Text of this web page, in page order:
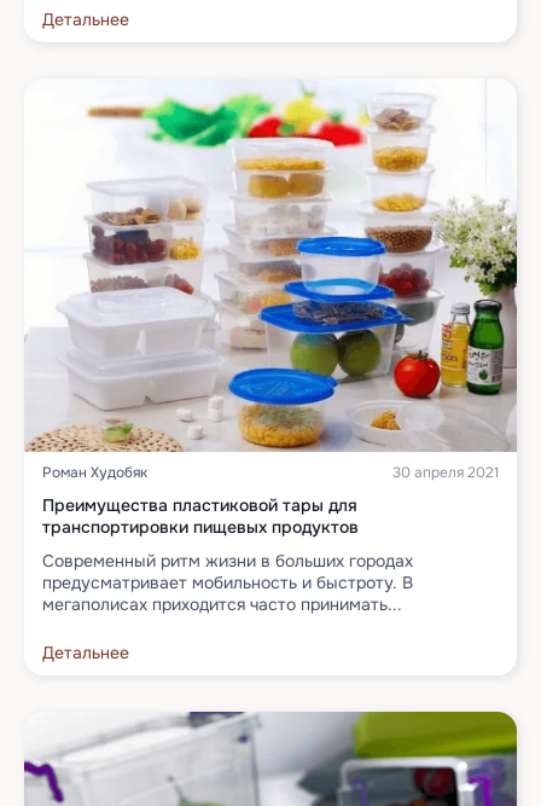
Детальнее
Роман Худобяк 30 апреля 2021
Преимущества пластиковой тары для
транспортировки пищевых продуктов
Современный ритм жизни в больших городах
предусматривает мобильность и быстроту. В
мегаполисах приходится часто принимать...
Детальнее